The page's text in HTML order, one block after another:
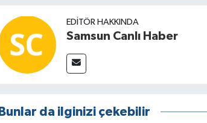
EDITÖR HAKKINDA
Samsun Canlı Haber
Bunlar da ilginizi çekebilir